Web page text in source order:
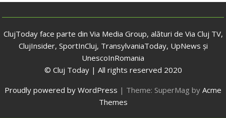
ClujToday face parte din Via Media Group, alături de Via Cluj TV,
ClujInsider, SportInCluj, TransylvaniaToday, UpNews și
UnescoInRomania
© Cluj Today | All rights reserved 2020
Proudly powered by WordPress | Theme: SuperMag by Acme
Themes